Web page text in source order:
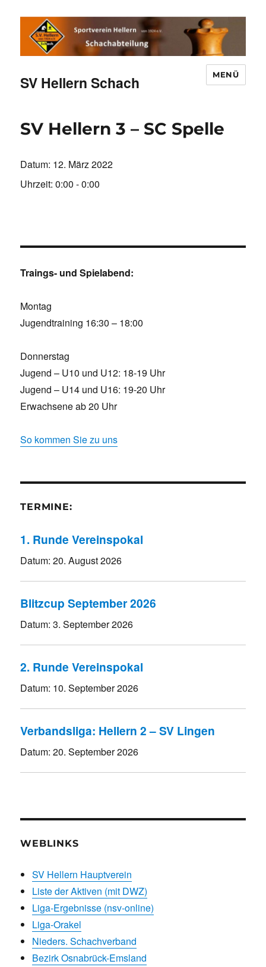
SV Hellern Schach MENÜ
SV Hellern 3 – SC Spelle
Datum: 12. März 2022
Uhrzeit:0:00 - 0:00
Traings- und Spielabend:
Montag
Jugendtraining 16:30 – 18:00
Donnerstag
Jugend – U10 und U12: 18-19 Uhr
Jugend – U14 und U16: 19-20 Uhr
Erwachsene ab 20 Uhr
So kommen Sie zu uns
TERMINE:
1. Runde Vereinspokal
Datum:20. August 2026
Blitzcup September 2026
Datum:3. September 2026
2. Runde Vereinspokal
Datum: 10. September 2026
Verbandsliga: Hellern 2 – SV Lingen
Datum:20. September 2026
WEBLINKS
SV Hellern Hauptverein
Liste der Aktiven (mit DWZ)
Liga-Ergebnisse (nsv-online)
Liga-Orakel
Nieders. Schachverband
Bezirk Osnabrück-Emsland